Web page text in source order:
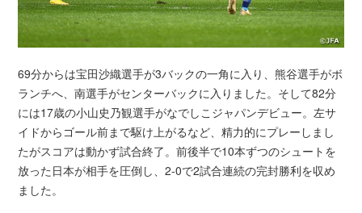
69分からは宝田沙織選手が3バックの一角に入り、熊谷選手がボ
ランチへ、南選手がセンターバックに入りました。そして82分
には17歳の小山史乃観選手がなでしこジャパンデビュー。左サ
イドからゴール前まで駆け上がるなど、精力的にプレーしまし
たがスコアは動かず試合終了。前後半で10本ずつのシュートを
放った日本が相手を圧倒し、2-0で2試合連続の完封勝利を収め
ました。